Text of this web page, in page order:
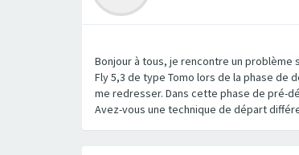
Bonjour à tous, je rencontre un problème
Fly 5,3 de type Tomo lors de la phase de
me redresser. Dans cette phase de pré-
Avez-vous une technique de départ